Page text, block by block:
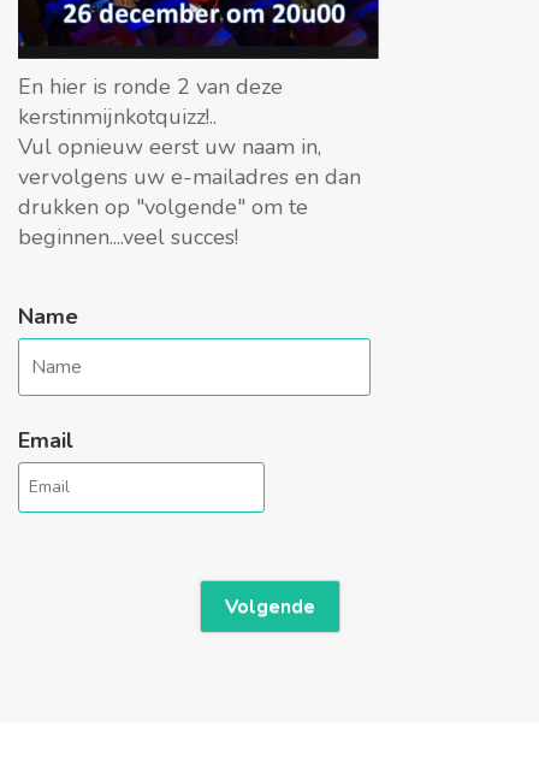
En hier is ronde 2 van deze
kerstinmijnkotquizz!..
Vul opnieuw eerst uw naam in,
vervolgens uw e-mailadres en dan
drukken op "volgende" om te
beginnen....veel succes!
Name
Email
Volgende